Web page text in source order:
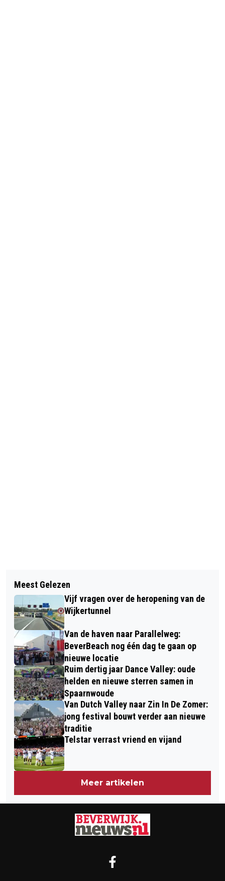
WILGEN KNOTTEN LANGS DE
LINIEDIJK BUSCH EN DAM TUSSEN
HEEMSKERK EN UITGEEST
DODELIJK VUURWERKONGELUK IN
HAARLEM
Meest Gelezen
Vijf vragen over de heropening van de
Wijkertunnel
Van de haven naar Parallelweg:
BeverBeach nog één dag te gaan op
nieuwe locatie
Ruim dertig jaar Dance Valley: oude
helden en nieuwe sterren samen in
Spaarnwoude
Van Dutch Valley naar Zin In De Zomer:
jong festival bouwt verder aan nieuwe
traditie
Telstar verrast vriend en vijand
Meer artikelen